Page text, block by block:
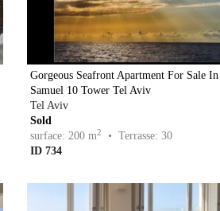
Gorgeous Seafront Apartment For Sale
Samuel 10 Tower Tel Aviv
Tel Aviv
Sold
surface: 200 m2
• Terrasse: 30
ID 734